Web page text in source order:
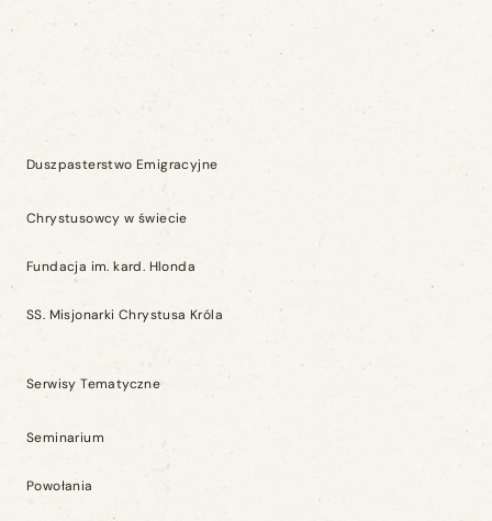
Duszpasterstwo Emigracyjne
Chrystusowcy w świecie
Fundacja im. kard. Hlonda
SS. Misjonarki Chrystusa Króla
Serwisy Tematyczne
Seminarium
Powołania